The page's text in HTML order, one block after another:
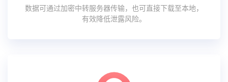
数据可通过加密中转服务器传输，也可直接下载至本地，
有效降低泄露风险。